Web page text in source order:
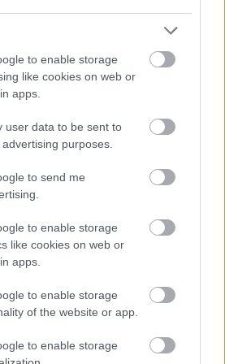
to enable storage
like cookies on web or
apps.
user data to be sent to
purposes.
to send me
to enable storage
like cookies on web or
apps.
to enable storage
of the website or app.
to enable storage
zu erhöhen. Die Nährstoffe
bilden ein umfassendes
den regelmäßigen
Melone. Die Frucht ist eine
Nährstoffe für die Sehkraft.